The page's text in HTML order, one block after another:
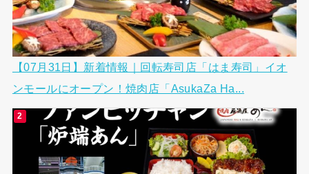
【07月31日】新着情報｜回転寿司店「はま寿司」イオ
ンモールにオープン！焼肉店「AsukaZa Ha...